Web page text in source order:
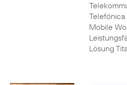
Mobile
Lösung